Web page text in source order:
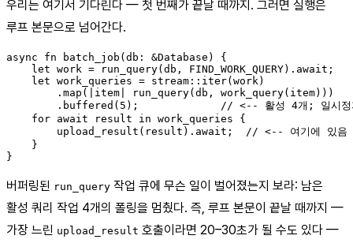
우리는 여기서 기다린다 — 첫 번째가 끝날 때까지. 그러면 실행은
루프 본문으로 넘어간다.
async fn batch_job(db: &Database) {
    let work = run_query(db, FIND_WORK_QUERY).await;
    let work_queries = stream::iter(work)
        .map(|item| run_query(db, work_query(item)))
.buffered(5);             // <-- 활성 4개; 일시정
    for await result in work_queries {
        upload_result(result).await;  // <-- 여기에 있음
    }
버퍼링된 run_query 작업 큐에 무슨 일이 벌어졌는지 보라: 남은
활성 쿼리 작업 4개의 폴링을 멈췄다. 즉, 루프 본문이 끝날 때까지 —
가장 느린 upload_result 호출이라면 20–30초가 될 수도 있다 —